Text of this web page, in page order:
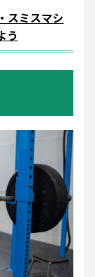
スミスマシ
う